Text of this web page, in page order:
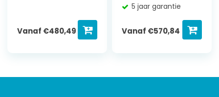
Vanaf €480,49
5 jaar garantie
Vanaf €570,84